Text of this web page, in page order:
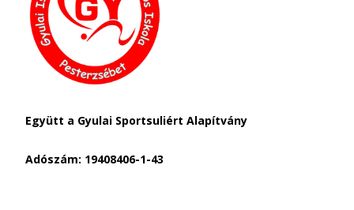
Együtt a Gyulai Sportsuliért Alapítvány
Adószám: 19408406-1-43